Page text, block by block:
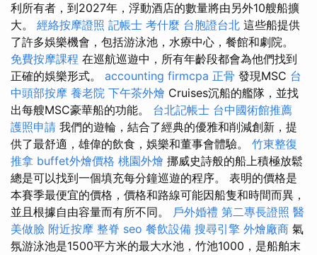
利所有者，到2027年，浮動酒店的數量將由另外10艘船擴
大。 經絡按摩證照 記帳士 考什麼 台胞證台北 這些船提供
了許多娛樂機會，包括游泳池，水療中心，餐館和劇院。
免費按摩課程 在巡航巡遊中，所有年齡段都會為他們找到
正確的娛樂形式。 accounting firmcpa 正骨 發現MSC 台
中頭部按摩 養老院 下午茶外燴 Cruises沉船的艦隊，並找
出每艘MSC豪華船的功能。 台北記帳士 台中國術館推薦
護照申請 我們的遊輪，結合了經典的優雅和削減創新，提
供了最舒適，雄偉的飲食，娛樂和董事會體驗。 竹東整復
推拿 buffet外燴價格 桃園外燴 挪威史詩般的船上積極放鬆
總是可以找到一個填充每分鐘巡遊的程序。 表明的價格是
本賽季最便宜的價格，價格和路線可能因船隻和時間而異，
並且根據自由容量而有所不同。 戶外婚禮 第二專長證照 醫
美做臉 附近按摩 整脊 seo 餐飲設備 搜尋引擎 外燴廠商 氣
氛游泳池是1500平方米的最大水池，竹池1000，是船舶末